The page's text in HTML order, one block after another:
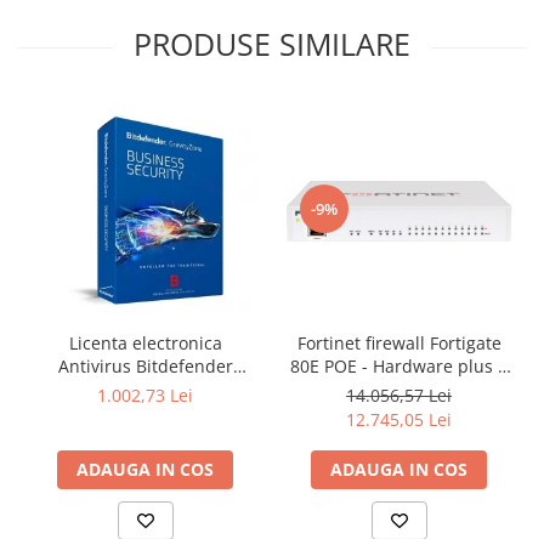
PRODUSE SIMILARE
Licenta electronica
Antivirus Bitdefender
GravityZone Business
1.002,73 Lei
ADAUGA IN COS
-9%
Fortinet firewall Fortigate
80E POE - Hardware plus 1
Year Hardware plus 24x7
FortiCare and FortiGuard
Unified (UTM) Protection
14.056,57 Lei
12.745,05 Lei
ADAUGA IN COS